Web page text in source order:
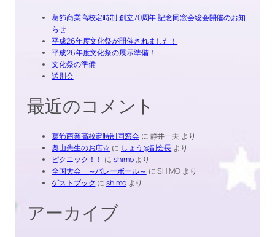
葛飾商業高校定時制 創立70周年 記念同窓会総会開催のお知
らせ
平成26年度文化祭が開催されました！
平成26年度文化祭の展示準備！
文化祭の準備
送別会
最近のコメント
葛飾商業高校定時制同窓会に 静井一夫 より
奥山先生のお店☆ に しょう@副会長 より
ピクニック！！ にshimoより
全国大会 ～バレーボール～ にSHIMOより
ゲストブック にshimoより
アーカイブ